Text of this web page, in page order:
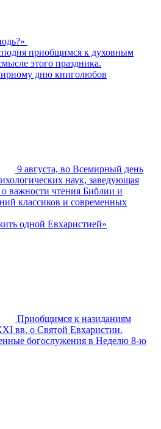
приобщимся к духовным
этого праздника.
дню книголюбов
9 августа, во Всемирный день
наук, заведующая
важности чтения Библии и
классиков и современных
одной Евхаристией»
Приобщимся к назиданиям
вв. о Святой Евхаристии.
богослужения в Неделю 8-ю